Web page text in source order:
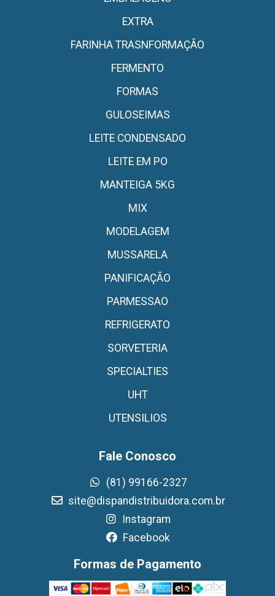
EXTRA
FARINHA TRASNFORMAÇÃO
FERMENTO
FORMAS
GULOSEIMAS
LEITE CONDENSADO
LEITE EM PO
MANTEIGA 5KG
MIX
MODELAGEM
MUSSARELA
PANIFICAÇÃO
PARMESSAO
REFRIGERATO
SORVETERIA
SPECIALTIES
UHT
UTENSILIOS
Fale Conosco
(81) 99166-2327
site@dispandistribuidora.com.br
Instagram
Facebook
Formas de Pagamento